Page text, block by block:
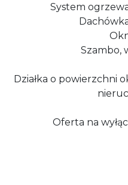
System
Szambo,
Działka o powierzchni
Oferta na